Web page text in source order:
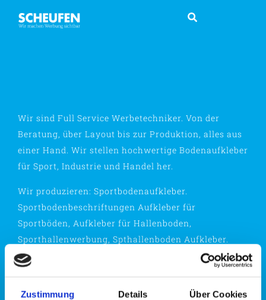
Zustimmung Details Über Cookies
[woocommerce_my_account]
Wir sind Full Service Werbetechniker. Von der
Beratung, über Layout bis zur Produktion, alles aus
einer Hand. Wir stellen hochwertige Bodenaufkleber
für Sport, Industrie und Handel her.
Wir produzieren: Sportbodenaufkleber.
Sportbodenbeschriftungen Aufkleber für
Sportböden, Aufkleber für Hallenboden,
Sporthallenwerbung, Spthallenboden Aufkleber.